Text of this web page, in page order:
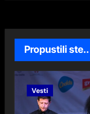
Propustili ste..
Vesti